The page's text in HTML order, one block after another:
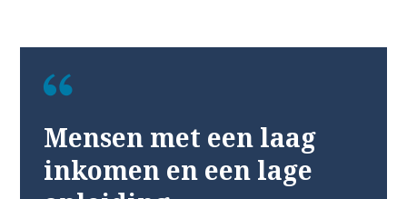
Mensen met een laag
inkomen en een lage